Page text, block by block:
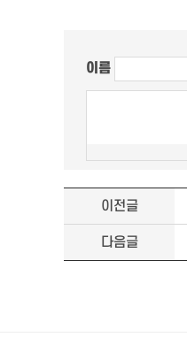
이름
이전글
다음글